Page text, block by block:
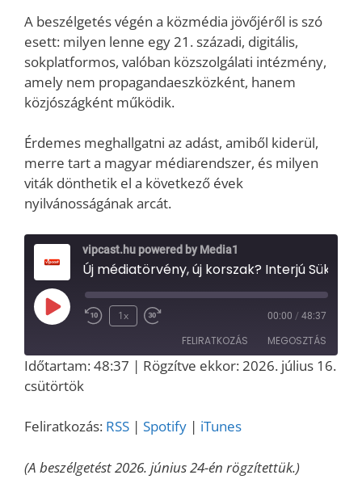
A beszélgetés végén a közmédia jövőjéről is szó
esett: milyen lenne egy 21. századi, digitális,
sokplatformos, valóban közszolgálati intézmény,
amely nem propagandaeszközként, hanem
közjószágként működik.
Érdemes meghallgatni az adást, amiből kiderül,
merre tart a magyar médiarendszer, és milyen
viták dönthetik el a következő évek
nyilvánosságának arcát.
vipcast.hu powered by Media1
Play
1x 00:00 / 48:37
FELIRATKOZÁS MEGOSZTÁS
RSS
MEGOSZT
ÁS
LINK
Időtartam: 48:37 | Rögzítve ekkor: 2026. július 16.
csütörtök
Feliratkozás: RSS | Spotify | iTunes
(A beszélgetést 2026. június 24-én rögzítettük.)